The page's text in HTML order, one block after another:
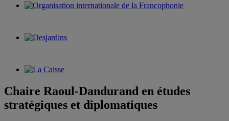
Chaire Raoul-Dandurand en études
stratégiques et diplomatiques